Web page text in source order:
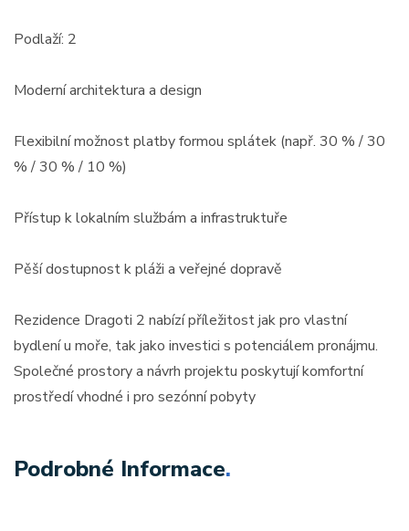
Podlaží: 2
Moderní architektura a design
Flexibilní možnost platby formou splátek (např. 30 % / 30
% / 30 % / 10 %)
Přístup k lokalním službám a infrastruktuře
Pěší dostupnost k pláži a veřejné dopravě
Rezidence Dragoti 2 nabízí příležitost jak pro vlastní
bydlení u moře, tak jako investici s potenciálem pronájmu.
Společné prostory a návrh projektu poskytují komfortní
prostředí vhodné i pro sezónní pobyty
Podrobné Informace.